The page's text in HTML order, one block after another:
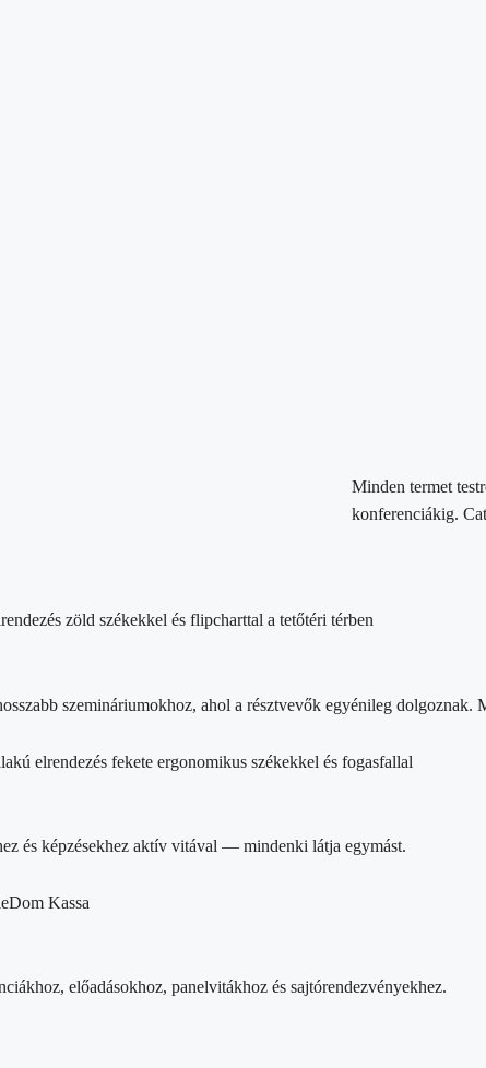
Minden termet
konferenciákig.
szemináriumokhoz, ahol a résztvevők egyénileg dolgoznak.
és képzésekhez aktív vitával — mindenki látja egymást.
előadásokhoz, panelvitákhoz és sajtórendezvényekhez.